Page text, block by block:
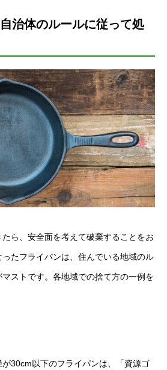
治体のルールに従って処
ら、安全面を考えて破棄することをお
たフライパンは、住んでいる地域のル
ストです。各地域での捨て方の一例を
30cm以下のフライパンは、「資源ゴ